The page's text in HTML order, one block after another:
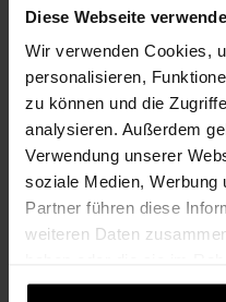
Diese Webseite
Wir verwenden Cookies,
personalisieren,
zu können und die
analysieren. Außerdem
Verwendung unserer
soziale Medien, Werbung
Partner führen diese
weiteren Daten
gesammelt haben.
KONTAKT
Blumen Stuiber
Stuiber, Alfred
Regensburger Str. 22
93426 Roding
09461-941 30
blumen@stuiber.eu